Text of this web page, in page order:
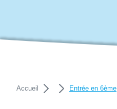
Accueil Entrée en 6ème